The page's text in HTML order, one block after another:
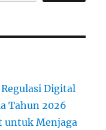
Digital
Tahun 2026
untuk Menjaga